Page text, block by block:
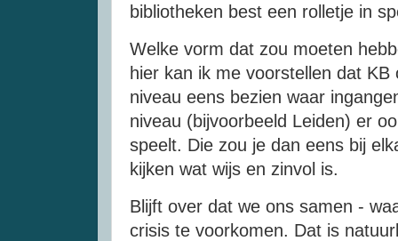
bibliotheken best een rolletje in
Welke vorm dat zou moeten
hier kan ik me voorstellen dat
niveau eens bezien waar
niveau (bijvoorbeeld Leiden) er
speelt. Die zou je dan eens bij
kijken wat wijs en zinvol is.
Blijft over dat we ons samen -
crisis te voorkomen. Dat is